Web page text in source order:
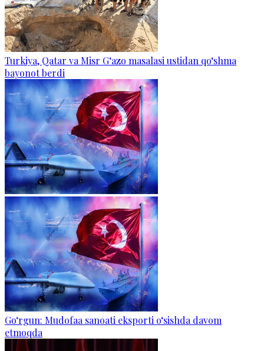
Turkiya, Qatar va Misr G‘azo masalasi ustidan qo‘shma
bayonot berdi
Go‘rgun: Mudofaa sanoati eksporti o‘sishda davom
etmoqda